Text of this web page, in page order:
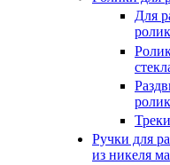
Для
Ручки для
из никеля